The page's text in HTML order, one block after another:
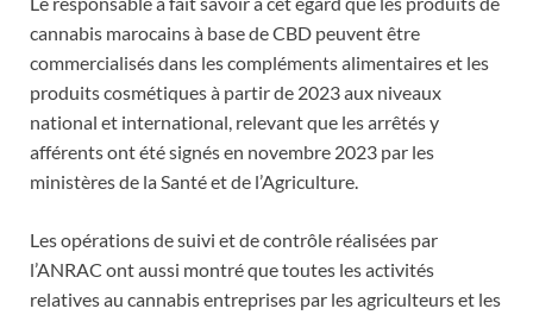
cannabis marocains à base de CBD peuvent être
commercialisés dans les compléments alimentaires et les
produits cosmétiques à partir de 2023 aux niveaux
national et international, relevant que les arrêtés y
afférents ont été signés en novembre 2023 par les
ministères de la Santé et de l’Agriculture.
Les opérations de suivi et de contrôle réalisées par
l’ANRAC ont aussi montré que toutes les activités
relatives au cannabis entreprises par les agriculteurs et les